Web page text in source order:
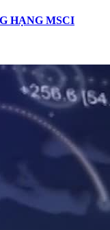
HẠNG MSCI